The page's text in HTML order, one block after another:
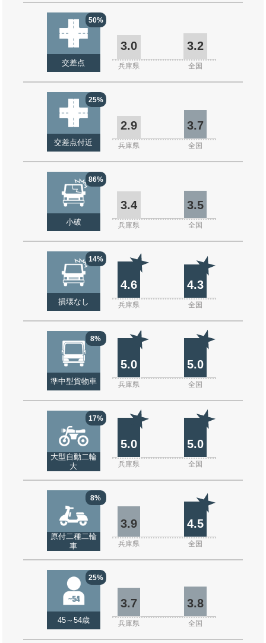
50%
交差点
3.0 3.2
兵庫県 全国
25%
交差点付近
2.9 3.7
兵庫県 全国
86%
小破
3.4 3.5
兵庫県 全国
14%
損壊なし
4.6 4.3
兵庫県 全国
8%
準中型貨物車
5.0 5.0
兵庫県 全国
17%
大型自動二輪
大
5.0 5.0
兵庫県 全国
8%
原付二種二輪
車
3.9 4.5
兵庫県 全国
25%
45～54歳
3.7 3.8
兵庫県 全国